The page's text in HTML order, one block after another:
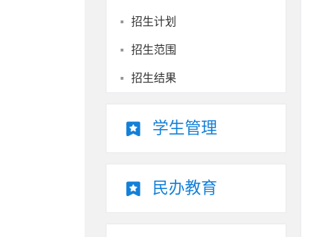
招生计划
招生范围
招生结果
学生管理
民办教育